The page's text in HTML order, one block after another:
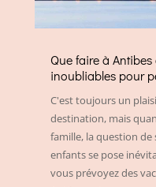
Que faire à
inoubliables pour
C'est toujours un
destination, mais
famille, la question
enfants se pose
vous prévoyez des